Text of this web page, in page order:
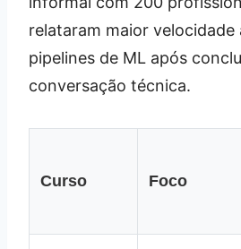
relataram maior velocidade
pipelines de ML após
conversação técnica.
Curso Foco